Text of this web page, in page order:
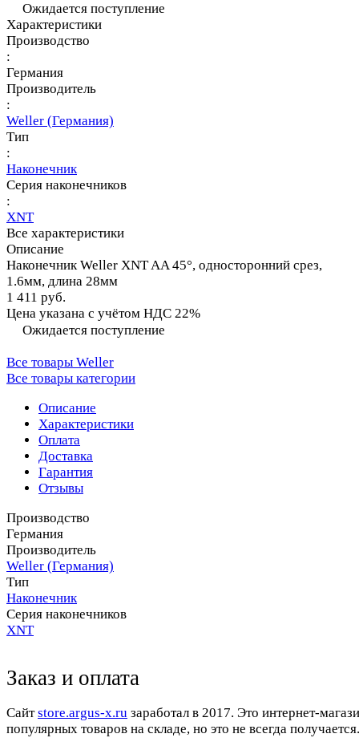
Ожидается поступление
Характеристики
Производство
:
Германия
Производитель
:
Weller (Германия)
Тип
:
Наконечник
Серия наконечников
:
XNT
Все характеристики
Описание
Наконечник Weller XNT AA 45°, односторонний срез,
1.6мм, длина 28мм
1 411 руб.
Цена указана с учётом НДС 22%
Ожидается поступление
Все товары Weller
Все товары категории
Описание
Характеристики
Оплата
Доставка
Гарантия
Отзывы
Производство
Германия
Производитель
Weller (Германия)
Тип
Наконечник
Серия наконечников
XNT
Заказ и оплата
Cайтstore.argus-x.ru заработал в 2017. Это интернет-
популярных товаров на складе, но это не всегда